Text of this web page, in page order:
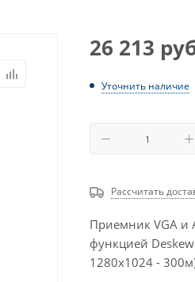
26 213
Уточнить наличие
Рассчитать
Приемник VGA и
функцией
1280х1024 -